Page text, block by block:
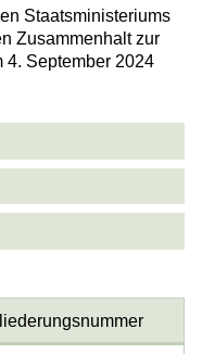
Staatsministeriums
Zusammenhalt zur
4. September 2024